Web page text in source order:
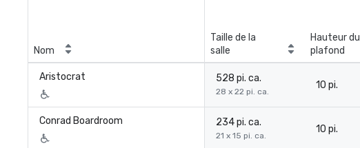
Nom
Taille de la
salle
Hauteur du
plafond
Aristocrat 528 pi. ca.
28 x 22 pi. ca.
10 pi.
Conrad Boardroom 234 pi. ca.
21 x 15 pi. ca.
10 pi.